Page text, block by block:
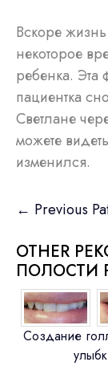
Вскоре
некоторое
ребенка. Эта
пациентка
Светлане
можете
изменился.
← Previous
OTHER
ПОЛОСТИ
Создание